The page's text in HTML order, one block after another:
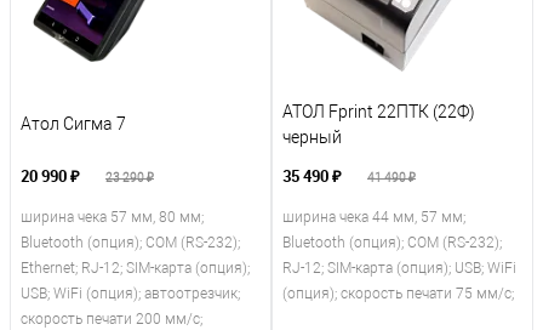
Атол Сигма 7
20 990 ₽ 23 290 ₽
ширина чека 57 мм, 80 мм;
Bluetooth (опция); COM (RS-232);
Ethernet; RJ-12; SIM-карта (опция);
USB; WiFi (опция); автоотрезчик;
скорость печати 200 мм/с;
АТОЛ Fprint 22ПТК (22Ф)
черный
35 490 ₽ 41 490 ₽
ширина чека 44 мм, 57 мм;
Bluetooth (опция); COM (RS-232);
RJ-12; SIM-карта (опция); USB; WiFi
(опция); скорость печати 75 мм/с;